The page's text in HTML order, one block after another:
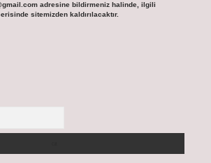
adresine bildirmeniz halinde, ilgili
sitemizden kaldırılacaktır.